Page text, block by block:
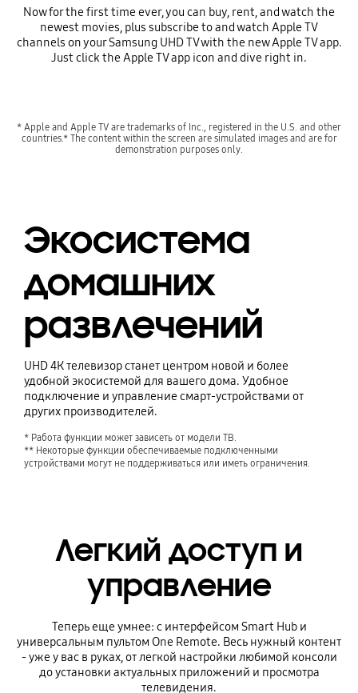
Now for the first time ever, you can buy, rent, and watch the
newest movies, plus subscribe to and watch Apple TV
channels on your Samsung UHD TV with the new Apple TV app.
Just click the Apple TV app icon and dive right in.
* Apple and Apple TV are trademarks of Inc., registered in the U.S. and other
countries.* The content within the screen are simulated images and are for
demonstration purposes only.
Экосистема
домашних
развлечений
UHD 4К телевизор станет центром новой и более
удобной экосистемой для вашего дома. Удобное
подключение и управление смарт-устройствами от
других производителей.
* Работа функции может зависеть от модели ТВ.
** Некоторые функции обеспечиваемые подключенными
устройствами могут не поддерживаться или иметь ограничения.
Легкий доступ и
управление
Теперь еще умнее: с интерфейсом Smart Hub и
универсальным пультом One Remote. Весь нужный контент
- уже у вас в руках, от легкой настройки любимой консоли
до установки актуальных приложений и просмотра
телевидения.